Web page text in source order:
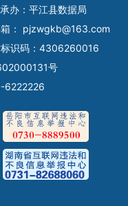
承办：平江县数据局
： pjzwgkb@163.com
标识码：4306260016
号
6222226